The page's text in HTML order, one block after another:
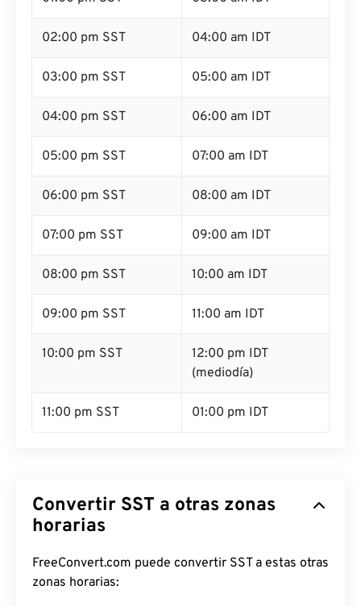
02:00 pm SST 04:00 am IDT
03:00 pm SST 05:00 am IDT
04:00 pm SST 06:00 am IDT
05:00 pm SST 07:00 am IDT
06:00 pm SST 08:00 am IDT
07:00 pm SST 09:00 am IDT
08:00 pm SST 10:00 am IDT
09:00 pm SST 11:00 am IDT
10:00 pm SST
12:00 pm IDT
(mediodía)
11:00 pm SST 01:00 pm IDT
Convertir SST a otras zonas
horarias
FreeConvert.com puede convertir SST a estas otras
zonas horarias: